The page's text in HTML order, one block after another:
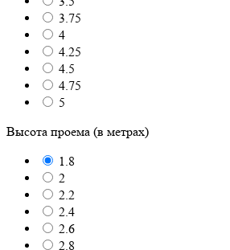
3.75
4
4.25
4.5
4.75
5
Высота проема (в метрах)
1.8
2
2.2
2.4
2.6
2.8